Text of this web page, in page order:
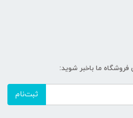
ما باخبر شوید:
ثبت‌نام